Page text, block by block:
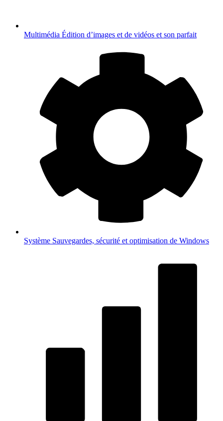
Multimédia Édition d’images et de vidéos et son parfait
Système Sauvegardes, sécurité et optimisation de Windows